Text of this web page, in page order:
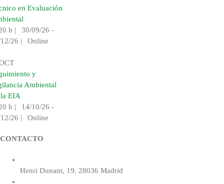
en Evaluación
h |
30/09/26 -
26 | Online
y
Ambiental
EIA
h |
14/10/26 -
26 | Online
CONTACTO
Henri Dunant, 19. 28036 Madrid